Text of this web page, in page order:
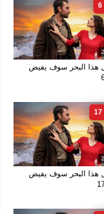
البحر سوف يفيض
البحر سوف يفيض